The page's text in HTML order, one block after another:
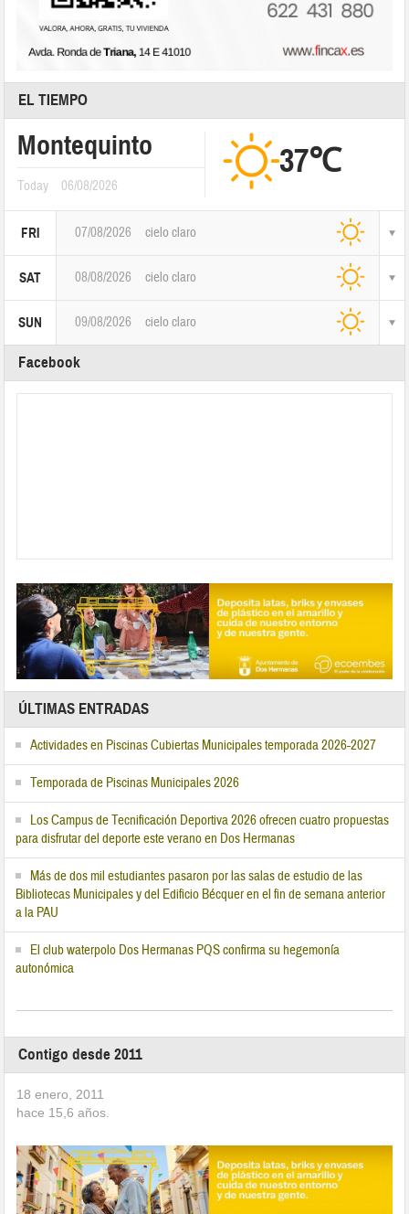
EL TIEMPO
Montequinto
Today 06/08/2026
37℃
FRI 07/08/2026 cielo claro
SAT 08/08/2026 cielo claro
SUN 09/08/2026 cielo claro
Facebook
ÚLTIMAS ENTRADAS
Actividades en Piscinas Cubiertas Municipales temporada 2026-2027
Temporada de Piscinas Municipales 2026
Los Campus de Tecnificación Deportiva 2026 ofrecen cuatro propuestas
para disfrutar del deporte este verano en Dos Hermanas
Más de dos mil estudiantes pasaron por las salas de estudio de las
Bibliotecas Municipales y del Edificio Bécquer en el fin de semana anterior
a la PAU
El club waterpolo Dos Hermanas PQS confirma su hegemonía
autonómica
Contigo desde 2011
18 enero, 2011
hace 15,6 años.